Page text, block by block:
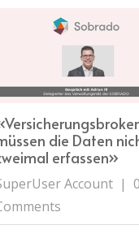
die Daten
erfassen»
Account | 0